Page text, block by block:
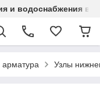
и водоснабжения в
Узлы